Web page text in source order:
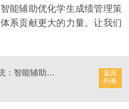
能辅助优化学生成绩管理策
系贡献更大的力量。让我们
返回
列表
人工智能阅卷系统：智能辅助优化学生成绩管理